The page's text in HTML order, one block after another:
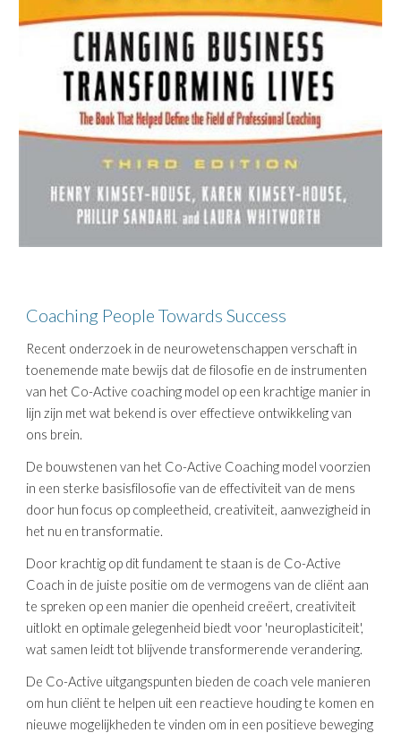
Coaching People Towards Success
Recent onderzoek in de neurowetenschappen verschaft in
toenemende mate bewijs dat de filosofie en de instrumenten
van het Co-Active coaching model op een krachtige manier in
lijn zijn met wat bekend is over effectieve ontwikkeling van
ons brein.
De bouwstenen van het Co-Active Coaching model voorzien
in een sterke basisfilosofie van de effectiviteit van de mens
door hun focus op compleetheid, creativiteit, aanwezigheid in
het nu en transformatie.
Door krachtig op dit fundament te staan is de Co-Active
Coach in de juiste positie om de vermogens van de cliënt aan
te spreken op een manier die openheid creëert, creativiteit
uitlokt en optimale gelegenheid biedt voor 'neuroplasticiteit',
wat samen leidt tot blijvende transformerende verandering.
De Co-Active uitgangspunten bieden de coach vele manieren
om hun cliënt te helpen uit een reactieve houding te komen en
nieuwe mogelijkheden te vinden om in een positieve beweging